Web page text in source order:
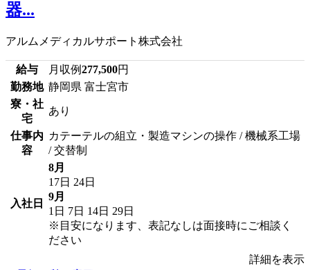
器...
アルムメディカルサポート株式会社
給与 月収例277,500円
勤務地 静岡県 富士宮市
寮・社
宅
あり
仕事内
容
カテーテルの組立・製造マシンの操作 / 機械系工場
/ 交替制
入社日
8月
17日 24日
9月
1日 7日 14日 29日
※目安になります、表記なしは面接時にご相談く
ださい
詳細を表示